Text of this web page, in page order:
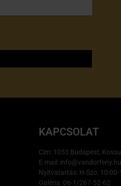
KAPCSOLAT
Cím: 1053 Budapest,
E-mail: info@vandorfeny.hu
Nyitvatartás: H-Szo: 10:00-
Galéria: 06-1/267-52-62